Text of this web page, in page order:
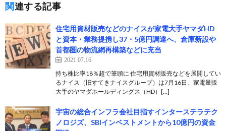
関連する記事
住宅用資材販売などのナイスが家電大手ヤマダHD
と資本・業務提携し37・5億円調達へ、倉庫新設や
首都圏の物流網再構築などに充当
2021.07.16
持ち株比率18％超で筆頭に 住宅用資材販売などを展開してい
るナイス（旧すてきナイスグループ）は7月16日、家電量販
大手のヤマダホールディングス（HD）[…]
宇宙の総合インフラ会社目指すインターステラテク
ノロジズ、SBIインベストメントから10億円の資金